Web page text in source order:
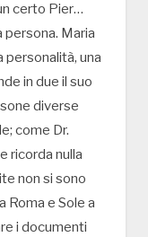
certo Pier…
persona. Maria
personalità, una
in due il suo
diverse
come Dr.
ricorda nulla
non si sono
Roma e Sole a
i documenti